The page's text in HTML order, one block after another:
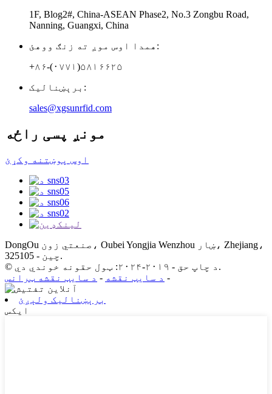
1F, Blog2#, China-ASEAN Phase2, No.3 Zongbu Road,
Nanning, Guangxi, China
همدا اوس موږ ته زنګ ووهئ:
+۸۶-(۰۷۷۱)۵۸۱۶۶۲۵
برېښنالیک:
sales@xgsunrfid.com
مونږ پسی راځه
اوس پوښتنه وکړئ
DongOu صنعتي زون، Oubei Yongjia Wenzhou ښار، Zhejiang،
چین - 325105.
© د چاپ حق - ۲۰۱۹-۲۰۲۴: ټول حقونه خوندي دي.
د سایټ نقشه - د سایټ نقشه ټرانس -
برېښنالیک ولېږئ
ایکس